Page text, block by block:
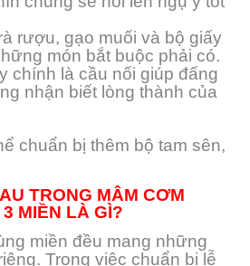
rượu, gạo muối và bộ giấy
món bắt buộc phải có.
chính là cầu nối giúp đấng
nhận biết lòng thành của
chuẩn bị thêm bộ tam sên,
TRONG MÂM CƠM
MIỀN LÀ GÌ?
miền đều mang những
Trong việc chuẩn bị lễ